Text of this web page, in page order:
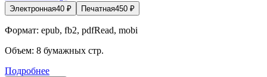
Электронная40 ₽ Печатная450 ₽
Формат: epub, fb2, pdfRead, mobi
Объем: 8 бумажных стр.
Подробнее